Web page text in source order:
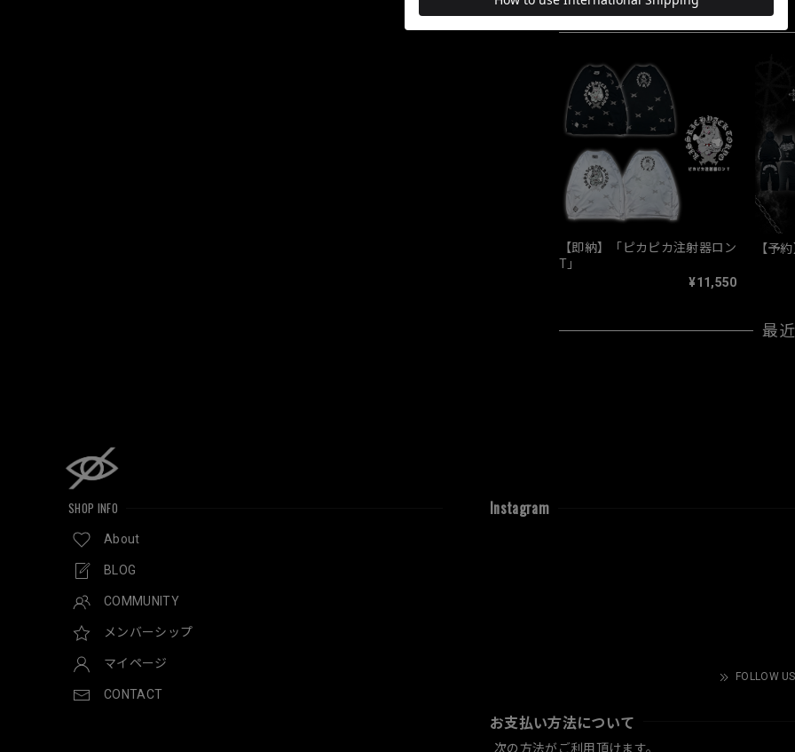
【即納】「ピカピカ注射器ロン
T」
¥11,550
【予
最
SHOP INFO
About
BLOG
COMMUNITY
メンバーシップ
マイページ
CONTACT
Instagram
FOLLOW
お支払い方法について
次の方法がご利用頂けます。